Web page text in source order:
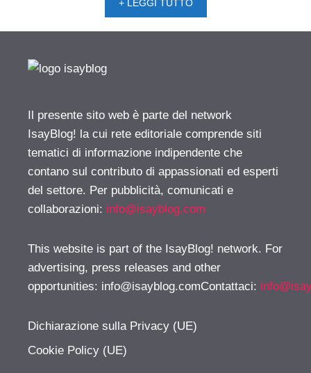
+ LEGGI TUTTO
Il presente sito web è parte del network
IsayBlog! la cui rete editoriale comprende siti
tematici di informazione indipendente che
contano sul contributo di appassionati ed esperti
del settore. Per pubblicità, comunicati e
collaborazioni: info@isayblog.com
This website is part of the IsayBlog! network. For
advertising, press releases and other
opportunities: info@isayblog.comContattaci:
Dichiarazione sulla Privacy (UE)
Cookie Policy (UE)